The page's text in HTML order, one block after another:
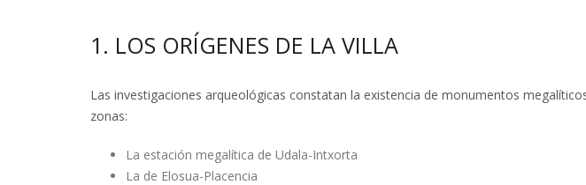
1. LOS ORÍGENES DE LA VILLA
Las investigaciones arqueológicas constatan la existencia de monumentos
zonas:
La estación megalítica de Udala-Intxorta
La de Elosua-Placencia